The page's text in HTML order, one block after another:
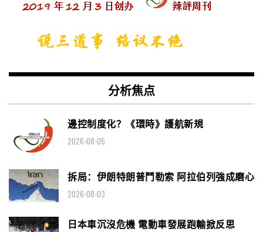
分析焦点
邊控制度化？《環時》護航新規
2026-08-05
拆局：伊朗特朗普鬥勒索 阿拉伯列強成磨心
2026-08-03
日本車沉沒危機 電動車發展跑輸掀反思